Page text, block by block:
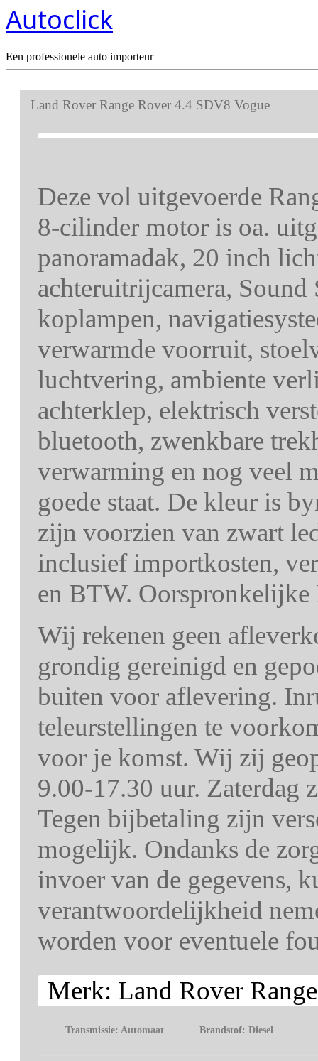
Autoclick
Een professionele auto importeur
Land Rover Range Rover 4.4 SDV8 Vogue
Deze vol uitgevoerde
8-cilinder motor is oa.
panoramadak, 20 inch
achteruitrijcamera,
koplampen,
verwarmde voorruit,
luchtvering, ambiente
achterklep, elektrisch
bluetooth, zwenkbare
verwarming en nog veel
goede staat. De kleur is
zijn voorzien van zwart
inclusief importkosten,
en BTW.
Wij rekenen geen
grondig gereinigd en
buiten voor aflevering.
teleurstellingen te
voor je komst. Wij zij
9.00-17.30 uur. Zaterdag
Tegen bijbetaling zijn
mogelijk. Ondanks de
invoer van de gegevens,
verantwoordelijkheid
worden voor eventuele
Merk: Land Rover
Transmissie:Automaat Brandstof:Diesel